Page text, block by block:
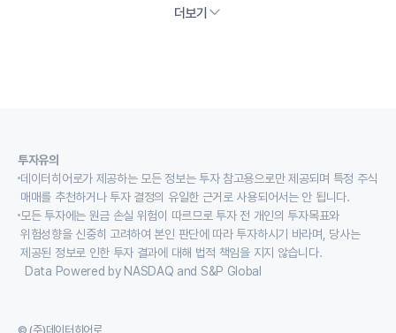
더보기
투자유의
데이터히어로가 제공하는 모든 정보는 투자 참고용으로만 제공되며 특정 주식
매매를 추천하거나 투자 결정의 유일한 근거로 사용되어서는 안 됩니다.
모든 투자에는 원금 손실 위험이 따르므로 투자 전 개인의 투자목표와
위험성향을 신중히 고려하여 본인 판단에 따라 투자하시기 바라며, 당사는
제공된 정보로 인한 투자 결과에 대해 법적 책임을 지지 않습니다.
Data Powered by NASDAQ and S&P Global
© (주)데이터히어로